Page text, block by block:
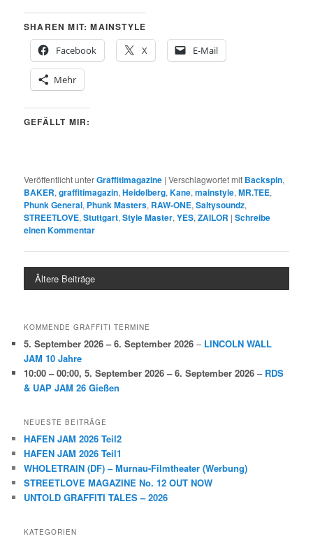
SHAREN MIT: MAINSTYLE
Facebook
X E-Mail
Mehr
GEFÄLLT MIR:
Veröffentlicht unterGraffitimagazine |Verschlagwortet mit Backspin,
BAKER,graffitimagazin,Heidelberg,Kane,mainstyle,MR.TEE,
Phunk General, Phunk Masters, RAW-ONE,Saltysoundz,
STREETLOVE,Stuttgart,Style Master,YES,ZAILOR |Schreibe
einen Kommentar
Ältere Beiträge
KOMMENDE GRAFFITI TERMINE
5. September 2026 – 6. September 2026 – LINCOLN WALL
JAM 10 Jahre
10:00 – 00:00,5. September 2026 – 6. September 2026 – RDS
& UAP JAM 26 Gießen
NEUESTE BEITRÄGE
HAFEN JAM 2026 Teil2
HAFEN JAM 2026 Teil1
WHOLETRAIN (DF) – Murnau-Filmtheater (Werbung)
STREETLOVE MAGAZINE No. 12 OUT NOW
UNTOLD GRAFFITI TALES – 2026
KATEGORIEN